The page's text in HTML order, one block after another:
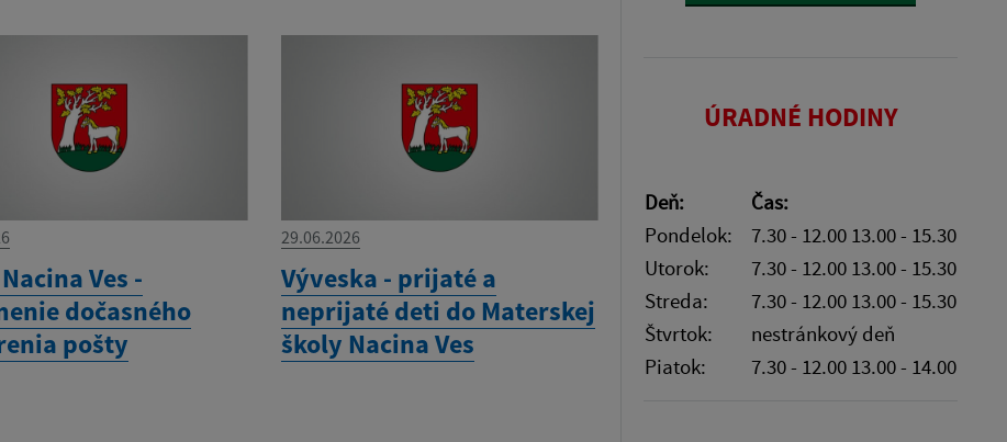
Ves -
dočasného
pošty
29.06.2026
Výveska - prijaté a
neprijaté deti do Materskej
školy Nacina Ves
ÚRADNÉ HODINY
Deň:
Čas:
Pondelok:
7.30 - 12.00 13.00 - 15.30
Utorok:
7.30 - 12.00 13.00 - 15.30
Streda:
7.30 - 12.00 13.00 - 15.30
Štvrtok:
nestránkový deň
Piatok:
7.30 - 12.00 13.00 - 14.00